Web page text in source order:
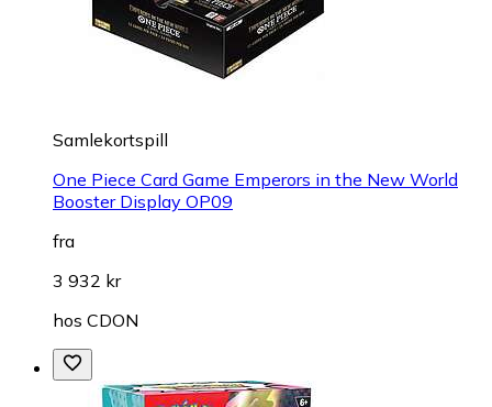
Samlekortspill
One Piece Card Game Emperors in the New World
Booster Display OP09
fra
3 932 kr
hos CDON